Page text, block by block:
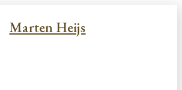
Marten Heijs